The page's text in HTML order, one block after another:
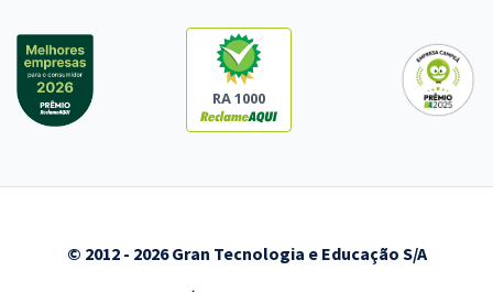
RA 1000
© 2012 - 2026 Gran Tecnologia e Educação S/A